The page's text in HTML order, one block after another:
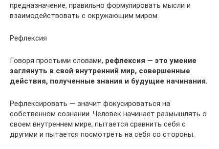
предназначение, правильно формулировать мысли и
взаимодействовать с окружающим миром.
Рефлексия
Говоря простыми словами, рефлексия — это умение
заглянуть в свой внутренний мир, совершенные
действия, полученные знания и будущие начинания.
Рефлексировать — значит фокусироваться на
собственном сознании. Человек начинает размышлять о
своем внутреннем мире, пытается сравнить себя с
другими и пытается посмотреть на себя со стороны.